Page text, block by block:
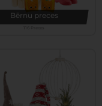
Bērnu preces